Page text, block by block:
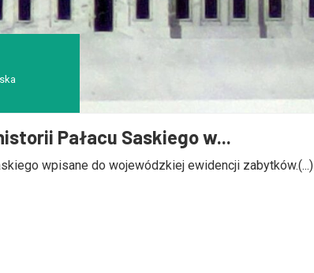
Pałacu Saskiego w...
wpisane do wojewódzkiej ewidencji zabytków.(...)